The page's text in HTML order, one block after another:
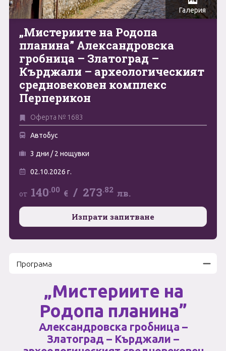
Май
Юни
Юли
Август
Септември
Октомври
Ноември
Декември
Свържете се с нас
„Мистериите на Родопа
планина” Александровска
гробница – Златоград –
Кърджали – археологическият
средновековен комплекс
Перперикон
Оферта № 1683
Автобус
3 дни / 2 нощувки
02.10.2026 г.
от 140.00 € / 273.82 лв.
Изпрати запитване
Галерия
Програма
„Мистериите на
Родопа планина”
Александровска гробница –
Златоград – Кърджали –